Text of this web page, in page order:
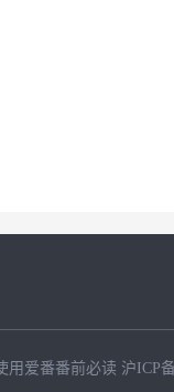
用爱番番前必读 沪ICP